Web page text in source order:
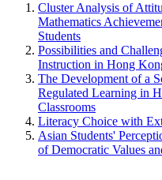
Cluster Analysis of
Mathematics
Students
Possibilities and
Instruction in Hong
The Development of a
Regulated Learning in
Classrooms
Literacy Choice with
Asian Students'
of Democratic Values